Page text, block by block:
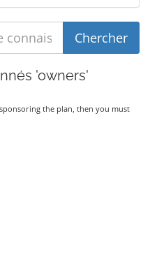
'owners'
the plan, then you must